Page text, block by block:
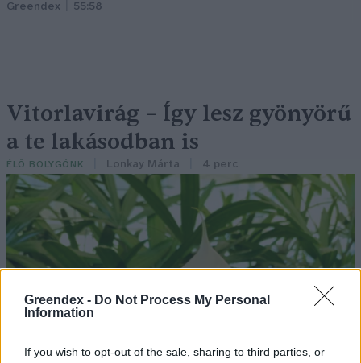
Greendex - Do Not Process My Personal
Information
If you wish to opt-out of the sale, sharing to third parties, or
Greendex 55:58
Vitorlavirág – Így lesz gyönyörű
a te lakásodban is
ÉLŐ BOLYGÓNK Lonkay Márta 4 perc